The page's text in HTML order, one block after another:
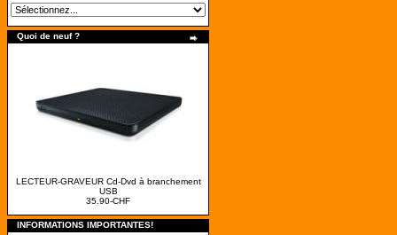
Quoi de neuf ?
LECTEUR-GRAVEUR Cd-Dvd à branchement
USB
35.90-CHF
INFORMATIONS IMPORTANTES!